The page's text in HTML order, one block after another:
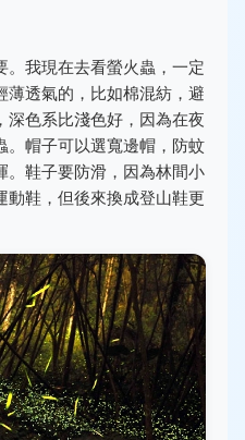
我現在去看螢火蟲，一定
薄透氣的，比如棉混紡，避
色系比淺色好，因為在夜
。帽子可以選寬邊帽，防蚊
。鞋子要防滑，因為林間小
鞋，但後來換成登山鞋更